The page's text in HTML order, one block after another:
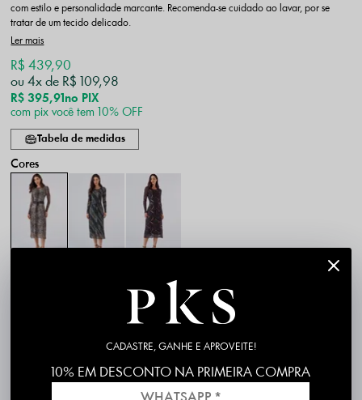
com estilo e personalidade marcante. Recomenda-se cuidado ao lavar, por se
tratar de um tecido delicado.
Ler mais
R$ 395,91 no PIX
R$ 439,90
4x
R$ 109,98
com pix você tem 10% OFF
Tabela de medidas
CADASTRE, GANHE E APROVEITE!
10% EM DESCONTO NA PRIMEIRA COMPRA